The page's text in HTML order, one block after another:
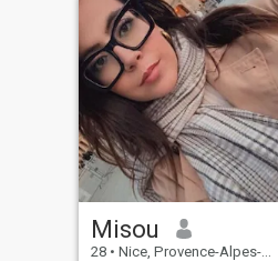
Misou
28 • Nice, Provence-Alpes-Côte d'Azur, France